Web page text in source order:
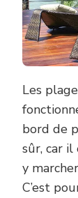
Les
bord de
sûr, car
y
C’est